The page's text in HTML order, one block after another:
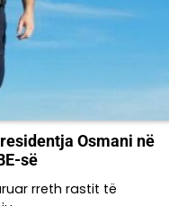
Osmani në
së
rreth rastit të